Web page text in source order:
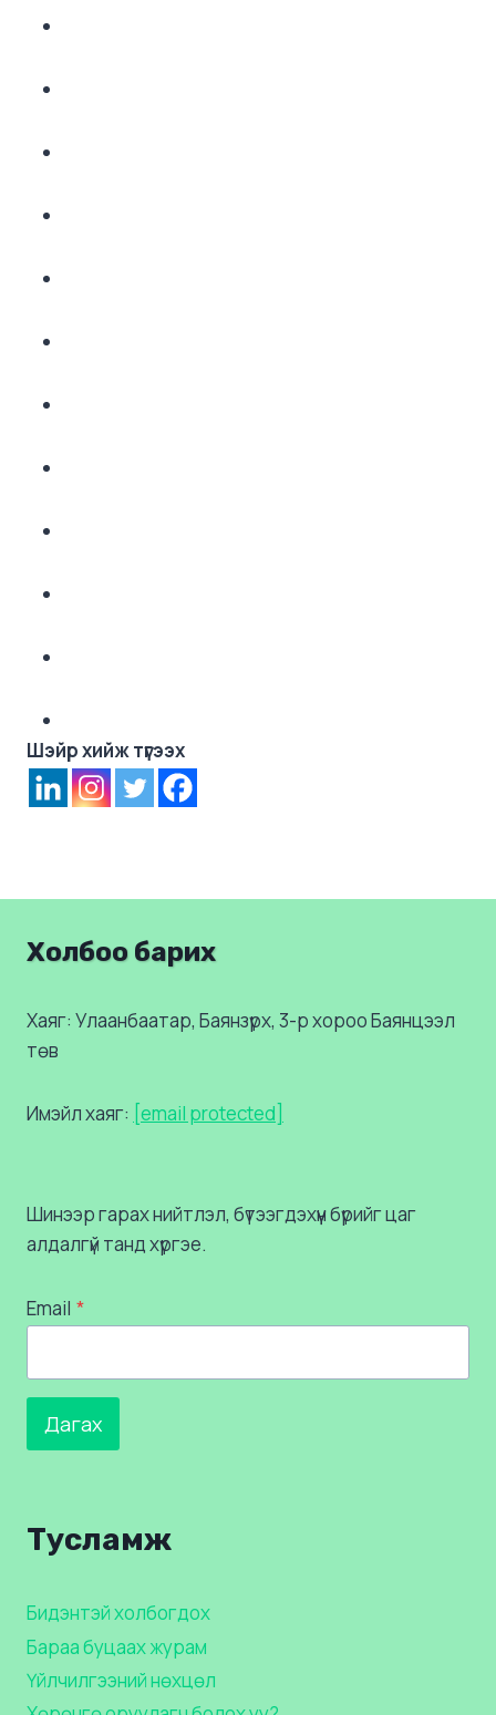
Шэйр хийж түгээх
Холбоо барих
Хаяг: Улаанбаатар, Баянзүрх, 3-р хороо Баянцээл
төв
Имэйл хаяг: [email protected]
Шинээр гарах нийтлэл, бүтээгдэхүүн бүрийг цаг
алдалгүй танд хүргэе.
Email *
Дагах
Тусламж
Бидэнтэй холбогдох
Бараа буцаах журам
Үйлчилгээний нөхцөл